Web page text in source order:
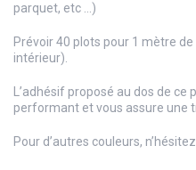
parquet, etc …)
Prévoir 40 plots pour 1 mètre
intérieur).
L’adhésif proposé au dos de
performant et vous assure une
Pour d’autres couleurs,